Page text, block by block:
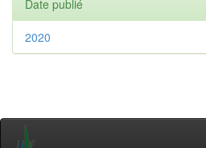
Date publié
2020